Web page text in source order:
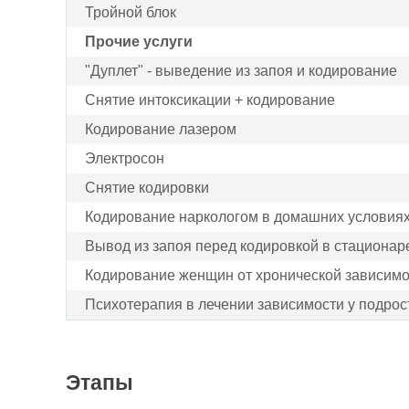
Тройной блок
Прочие услуги
"Дуплет" - выведение из запоя и кодирование
Снятие интоксикации + кодирование
Кодирование лазером
Электросон
Снятие кодировки
Кодирование наркологом в домашних
Вывод из запоя перед кодировкой в
Кодирование женщин от хронической
Психотерапия в лечении зависимости у
Этапы